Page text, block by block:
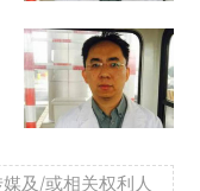
及/或相关权利人